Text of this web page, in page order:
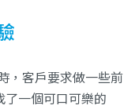
，客戶要求做一些前
了一個可口可樂的